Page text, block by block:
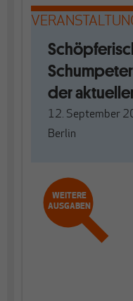
der
12. September
Berlin
WEITERE
AUSGABEN